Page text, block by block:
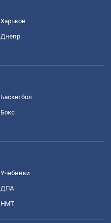
Харьков
Днепр
Баскетбол
Бокс
Учебники
ДПА
НМТ